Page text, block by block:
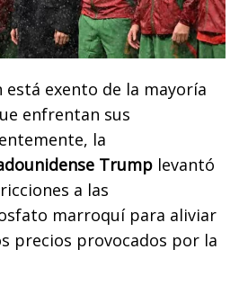
exento de la mayoría
enfrentan sus
la
Trump levantó
a las
marroquí para aliviar
precios provocados por la